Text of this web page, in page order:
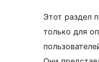
Этот раздел
только для